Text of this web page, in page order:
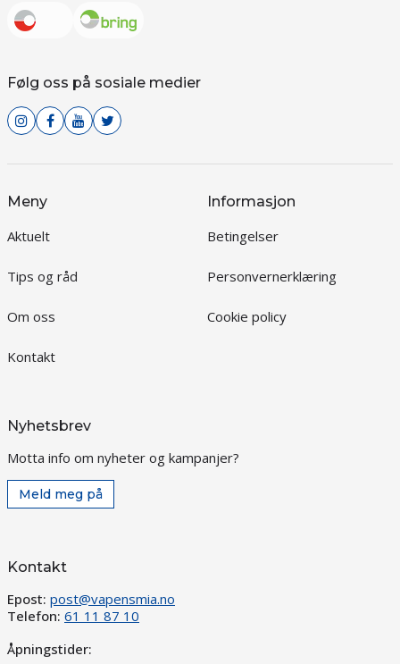
Følg oss på sosiale medier
Meny
Aktuelt
Tips og råd
Om oss
Kontakt
Informasjon
Betingelser
Personvernerklæring
Cookie policy
Nyhetsbrev
Motta info om nyheter og kampanjer?
Meld meg på
Kontakt
Epost: post@vapensmia.no
Telefon: 61 11 87 10
Åpningstider: